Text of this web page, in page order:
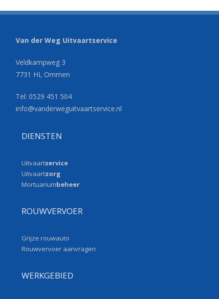
Van der Weg Uitvaartservice
Veldkampweg 3
7731 HL Ommen
Tel: 0529 451 504
info@vanderweguitvaartservice.nl
DIENSTEN
Uitvaartservice
Uitvaartzorg
Mortuariumbeheer
ROUWVERVOER
Grijze rouwauto
Rouwvervoer aanvragen
WERKGEBIED